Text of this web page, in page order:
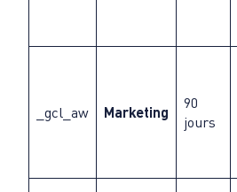
_gcl_aw Marketing
90
jours